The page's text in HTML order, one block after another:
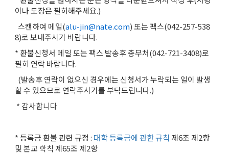
이나 도장은 필히해주세요.)
스캔하여 메일(alu-jin@nate.com) 또는 팩스(042-257-538
8)로 보내주시기 바랍니다.
* 환불신청서 메일 또는 팩스 발송후 총무처(042-721-3408)로
필히 연락 바랍니다.
(발송후 연락이 없으신 경우에는 신청서가 누락되는 일이 발생
할 수 있으므로 연락주시기를 부탁드립니다.)
* 감사합니다
* 등록금 환불 관련 규정 : 대학 등록금에 관한 규칙 제6조 제2항
및 본교 학칙 제65조 제2항